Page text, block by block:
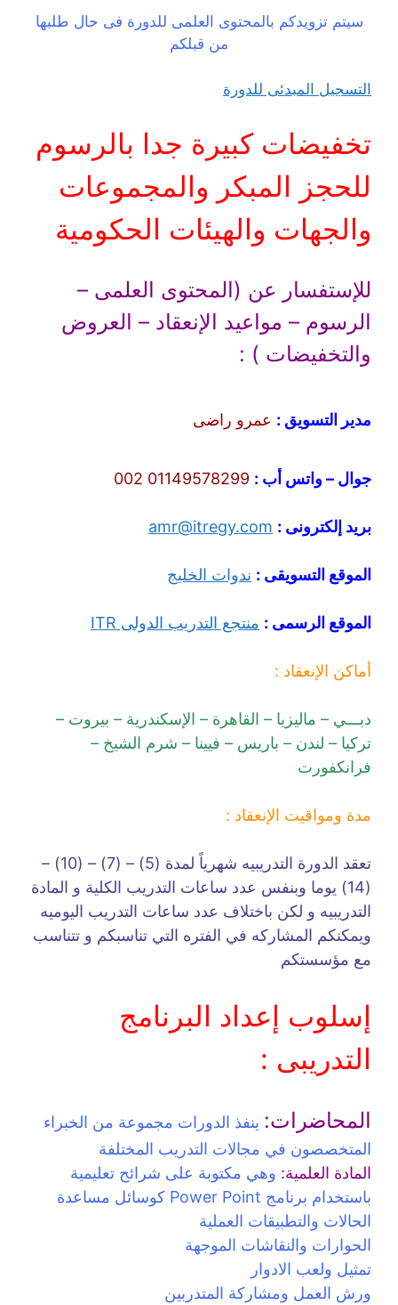
سيتم تزويدكم بالمحتوى العلمى للدورة فى حال طلبها
من قبلكم
التسجيل المبدئى للدورة
تخفيضات كبيرة جدا بالرسوم
للحجز المبكر والمجموعات
والجهات والهيئات الحكومية
للإستفسار عن (المحتوى العلمى –
الرسوم – مواعيد الإنعقاد – العروض
والتخفيضات ) :
مدير التسويق : عمرو راضى
جوال – واتس أب : 01149578299 002
بريد إلكترونى : amr@itregy.com
الموقع التسويقى : ندوات الخليج
الموقع الرسمى : منتجع التدريب الدولى ITR
أماكن الإنعقاد :
دبـــي – ماليزيا – القاهرة – الإسكندرية – بيروت –
تركيا – لندن – باريس – فيينا – شرم الشيخ –
فرانكفورت
مدة ومواقيت الإنعقاد :
تعقد الدورة التدريبيه شهرياً لمدة (5) – (7) – (10) –
(14) يوما وبنفس عدد ساعات التدريب الكلية و المادة
التدريبيه و لكن باختلاف عدد ساعات التدريب اليوميه
ويمكنكم المشاركه في الفتره التي تناسبكم و تتناسب
مع مؤسستكم
إسلوب إعداد البرنامج
التدريبى :
المحاضرات: ينفذ الدورات مجموعة من الخبراء
المتخصصون في مجالات التدريب المختلفة
المادة العلمية: وهي مكتوبة على شرائح تعليمية
باستخدام برنامج Power Point كوسائل مساعدة
الحالات والتطبيقات العملية
الحوارات والنقاشات الموجهة
تمثيل ولعب الادوار
ورش العمل ومشاركة المتدربين